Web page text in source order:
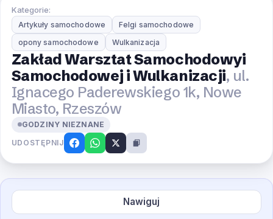
Kategorie:
Artykuły samochodowe
Felgi samochodowe
opony samochodowe
Wulkanizacja
Zakład Warsztat Samochodowyi
Samochodowej i Wulkanizacji, ul.
Ignacego Paderewskiego 1k, Nowe
Miasto, Rzeszów
GODZINY NIEZNANE
UDOSTĘPNIJ
Nawiguj